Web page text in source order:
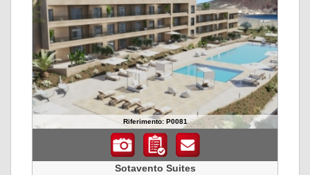
Riferimento: P0081
Sotavento Suites